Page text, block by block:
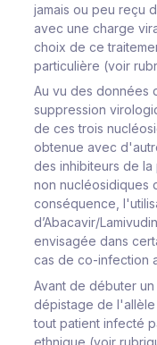
jamais ou peu reçu
avec une charge
choix de ce
particulière (voir
Au vu des données
suppression
de ces trois
obtenue avec
des inhibiteurs de
non nucléosidiques
conséquence,
d’Abacavir/
envisagée dans
cas de co-infection
Avant de débuter
dépistage de
tout patient infecté
ethnique (voir